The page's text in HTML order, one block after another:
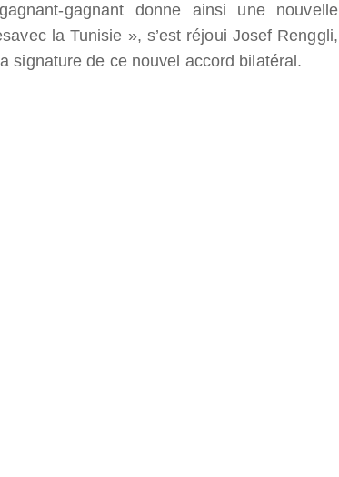
gagnant donne ainsi une nouvelle
la Tunisie », s’est réjoui Josef Renggli,
signature de ce nouvel accord bilatéral.